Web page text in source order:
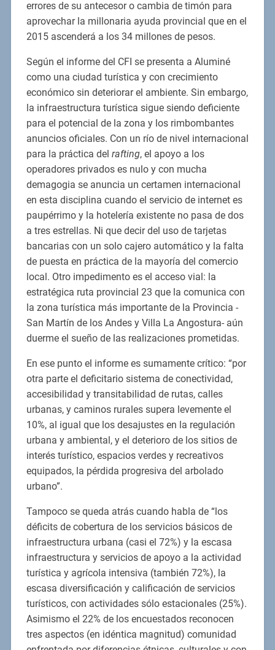
errores de su antecesor o cambia de timón para
aprovechar la millonaria ayuda provincial que en el
2015 ascenderá a los 34 millones de pesos.
Según el informe del CFI se presenta a Aluminé
como una ciudad turística y con crecimiento
económico sin deteriorar el ambiente. Sin embargo,
la infraestructura turística sigue siendo deficiente
para el potencial de la zona y los rimbombantes
anuncios oficiales. Con un río de nivel internacional
para la práctica del rafting, el apoyo a los
operadores privados es nulo y con mucha
demagogia se anuncia un certamen internacional
en esta disciplina cuando el servicio de internet es
paupérrimo y la hotelería existente no pasa de dos
a tres estrellas. Ni que decir del uso de tarjetas
bancarias con un solo cajero automático y la falta
de puesta en práctica de la mayoría del comercio
local. Otro impedimento es el acceso vial: la
estratégica ruta provincial 23 que la comunica con
la zona turística más importante de la Provincia -
San Martín de los Andes y Villa La Angostura- aún
duerme el sueño de las realizaciones prometidas.
En ese punto el informe es sumamente crítico: “por
otra parte el deficitario sistema de conectividad,
accesibilidad y transitabilidad de rutas, calles
urbanas, y caminos rurales supera levemente el
10%, al igual que los desajustes en la regulación
urbana y ambiental, y el deterioro de los sitios de
interés turístico, espacios verdes y recreativos
equipados, la pérdida progresiva del arbolado
urbano”.
Tampoco se queda atrás cuando habla de “los
déficits de cobertura de los servicios básicos de
infraestructura urbana (casi el 72%) y la escasa
infraestructura y servicios de apoyo a la actividad
turística y agrícola intensiva (también 72%), la
escasa diversificación y calificación de servicios
turísticos, con actividades sólo estacionales (25%).
Asimismo el 22% de los encuestados reconocen
tres aspectos (en idéntica magnitud) comunidad